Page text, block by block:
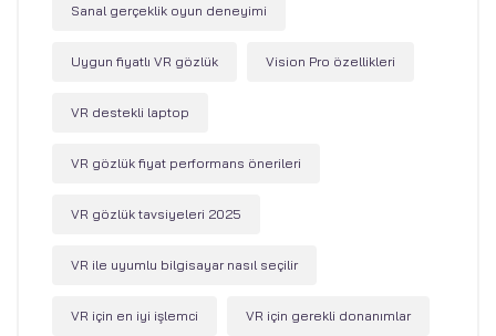
Sanal gerçeklik oyun deneyimi
Uygun fiyatlı VR gözlük Vision Pro özellikleri
VR destekli laptop
VR gözlük fiyat performans önerileri
VR gözlük tavsiyeleri 2025
VR ile uyumlu bilgisayar nasıl seçilir
VR için en iyi işlemci VR için gerekli donanımlar